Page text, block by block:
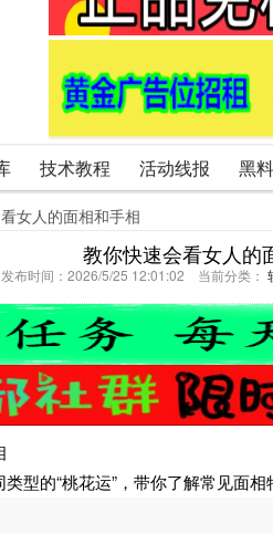
技术教程 活动线报 黑
女人的面相和手相
教你快速会看女人的
发布时间：2026/5/25 12:01:02 当前分类：
型的“桃花运”，带你了解常见面相